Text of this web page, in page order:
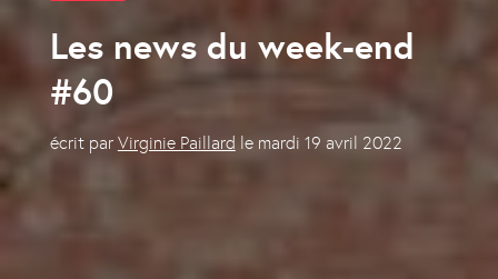
Les news du week-end
#60
écrit par Virginie Paillard le mardi 19 avril 2022